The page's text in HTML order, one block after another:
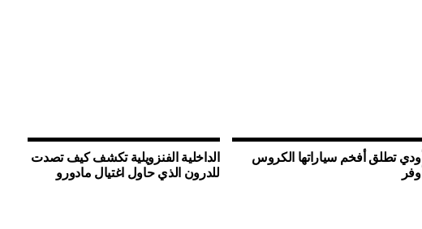
أودي تطلق أفخم سياراتها الكروس
أوفر
الداخلية الفنزويلية تكشف كيف تصدت
للدرون الذي حاول اغتيال مادورو